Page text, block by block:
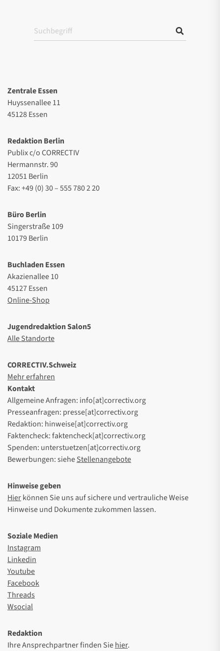
Zentrale Essen
Huyssenallee 11
45128 Essen
Redaktion Berlin
Publix c/o CORRECTIV
Hermannstr. 90
12051 Berlin
Fax: +49 (0) 30 – 555 780 2 20
Büro Berlin
Singerstraße 109
10179 Berlin
Buchladen Essen
Akazienallee 10
45127 Essen
Online-Shop
Jugendredaktion Salon5
Alle Standorte
CORRECTIV.Schweiz
Mehr erfahren
Kontakt
Allgemeine Anfragen: info[at]correctiv.org
Presseanfragen: presse[at]correctiv.org
Redaktion: hinweise[at]correctiv.org
Faktencheck: faktencheck[at]correctiv.org
Spenden: unterstuetzen[at]correctiv.org
Bewerbungen: sieheStellenangebote
Hinweise geben
Hierkönnen Sie uns auf sichere und vertrauliche Weise
Hinweise und Dokumente zukommen lassen.
Soziale Medien
Instagram
Linkedin
Youtube
Facebook
Threads
Wsocial
Redaktion
Ihre Ansprechpartner finden Siehier.